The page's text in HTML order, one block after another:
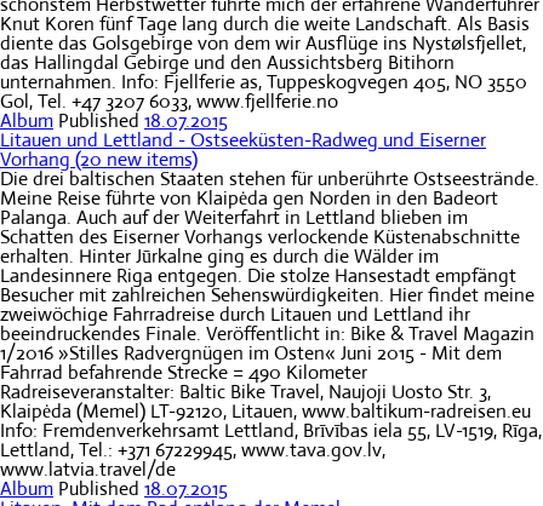
Knut Koren fünf Tage lang durch die weite Landschaft. Als Basis
diente das Golsgebirge von dem wir Ausflüge ins Nystølsfjellet,
das Hallingdal Gebirge und den Aussichtsberg Bitihorn
unternahmen. Info: Fjellferie as, Tuppeskogvegen 405, NO 3550
Gol, Tel. +47 3207 6033, www.fjellferie.no
Album Published 18.07.2015
Litauen und Lettland - Ostseeküsten-Radweg und Eiserner
Vorhang (20 new items)
Die drei baltischen Staaten stehen für unberührte Ostseestrände.
Meine Reise führte von Klaipėda gen Norden in den Badeort
Palanga. Auch auf der Weiterfahrt in Lettland blieben im
Schatten des Eiserner Vorhangs verlockende Küstenabschnitte
erhalten. Hinter Jūrkalne ging es durch die Wälder im
Landesinnere Riga entgegen. Die stolze Hansestadt empfängt
Besucher mit zahlreichen Sehenswürdigkeiten. Hier findet meine
zweiwöchige Fahrradreise durch Litauen und Lettland ihr
beeindruckendes Finale. Veröffentlicht in: Bike & Travel Magazin
1/2016 »Stilles Radvergnügen im Osten« Juni 2015 - Mit dem
Fahrrad befahrende Strecke = 490 Kilometer
Radreiseveranstalter: Baltic Bike Travel, Naujoji Uosto Str. 3,
Klaipėda (Memel) LT-92120, Litauen, www.baltikum-radreisen.eu
Info: Fremdenverkehrsamt Lettland, Brīvības iela 55, LV-1519, Rīga,
Lettland, Tel.: +371 67229945, www.tava.gov.lv,
www.latvia.travel/de
Album Published 18.07.2015